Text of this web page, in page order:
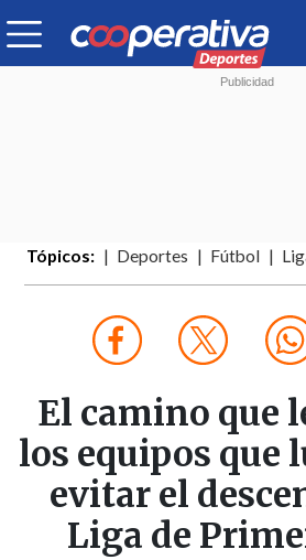
Tópicos: Deportes Fútbol
El camino que
los equipos que
evitar el
Liga de